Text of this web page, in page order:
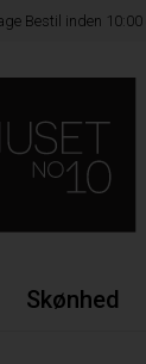
Bestil inden
Skønhed